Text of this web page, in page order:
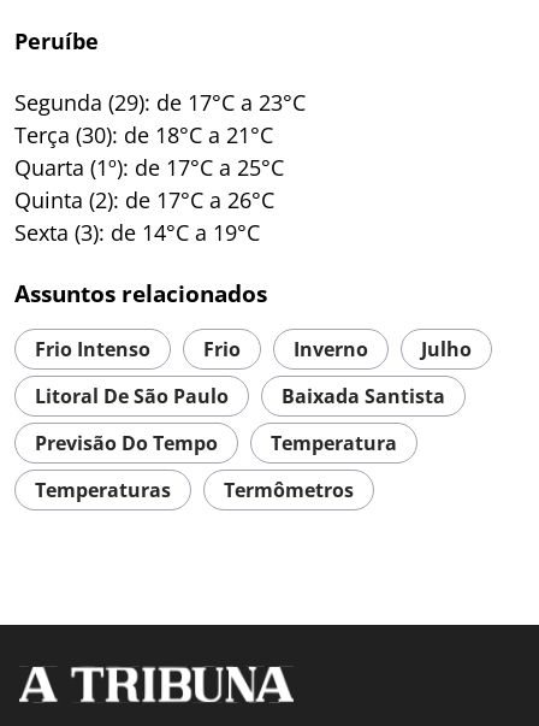
Peruíbe
Segunda (29): de 17°C a 23°C
Terça (30): de 18°C a 21°C
Quarta (1º): de 17°C a 25°C
Quinta (2): de 17°C a 26°C
Sexta (3): de 14°C a 19°C
Assuntos relacionados
Frio Intenso Frio Inverno
Julho
Litoral De São Paulo
Baixada Santista
Previsão Do Tempo
Temperatura
Temperaturas
Termômetros